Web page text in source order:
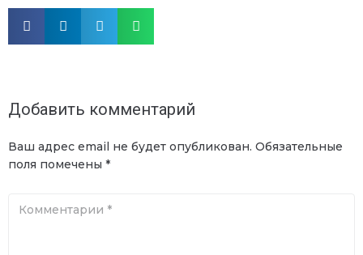
Добавить комментарий
Ваш адрес email не будет опубликован. Обязательные
поля помечены *